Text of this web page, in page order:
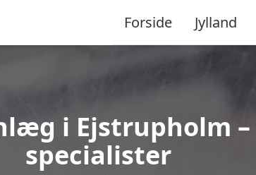
Forside Jylland
i Ejstrupholm
specialister